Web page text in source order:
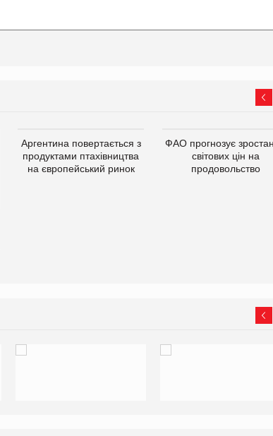
Аргентина повертається з
продуктами птахівництва
на європейський ринок
ФАО прогнозує
світових цін на
продовольство